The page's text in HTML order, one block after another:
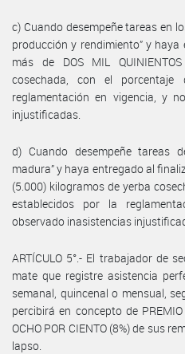
c) Cuando desempeñe tareas en
producción y rendimiento” y
más de DOS MIL
cosechada, con el
reglamentación en vigencia, y
injustificadas.
d) Cuando desempeñe tareas
madura” y haya entregado al
(5.000) kilogramos de yerba
establecidos por la
observado inasistencias
ARTÍCULO 5°.- El trabajador de
mate que registre asistencia
semanal, quincenal o mensual,
percibirá en concepto de
OCHO POR CIENTO (8%) de sus
lapso.